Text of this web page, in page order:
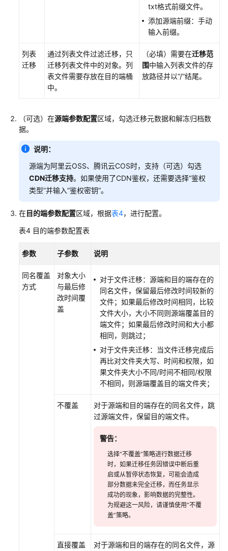
（高
性
能
集
创
对
存
储
跨
区
域
量
划
txt格式前缀文件。
添加源端前缀：手动
输入前缀。
列表
迁移
通过列表文件过滤迁移，只
迁移列表文件中的对象。列
表文件需要存放在目的端桶
中。
（必填）需要在迁移范
围中输入列表文件的存
放路径并以“/”结尾。
（可选）在源端参数配置区域，勾选迁移元数据和解冻归档数
据。
说明：
源端为阿里云OSS、腾讯云COS时，支持（可选）勾选
CDN迁移支持。如果使用了CDN鉴权，还需要选择“鉴权
类型”并输入“鉴权密钥”。
在目的端参数配置区域，根据表4，进行配置。
表4 目的端参数配置表
参数 子参数 说明
同名覆盖
方式
对象大小
与最后修
改时间覆
盖
对于文件迁移：源端和目的端存在的
同名文件，保留最后修改时间较新的
文件；如果最后修改时间相同，比较
文件大小，大小不同则源端覆盖目的
端文件；如果最后修改时间和大小都
相同，则跳过；
对于文件夹迁移：当文件迁移完成后
再比对文件夹大写、时间和权限，如
果文件夹大小不同/时间不相同/权限
不相同，则源端覆盖目的端文件夹；
不覆盖
对于源端和目的端存在的同名文件，跳
过源端文件，保留目的端文件。
警告：
选择“不覆盖”策略进行数据迁移
时，如果迁移任务因错误中断后重
启或从暂停状态恢复，可能会造成
部分数据未完全迁移，而任务显示
成功的现象，影响数据的完整性。
为规避这一风险，请谨慎使用“不覆
盖”策略。
直接覆盖
对于源端和目的端存在的同名文件，源